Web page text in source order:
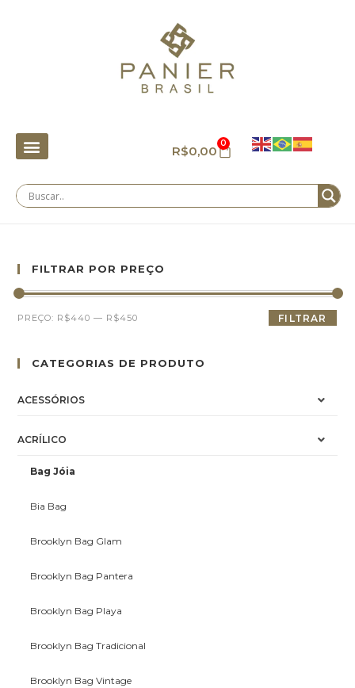
R$0,00 0
FILTRAR POR PREÇO
FILTRAR
PREÇO: R$440 — R$450
CATEGORIAS DE PRODUTO
ACESSÓRIOS
ACRÍLICO
Bag Jóia
Bia Bag
Brooklyn Bag Glam
Brooklyn Bag Pantera
Brooklyn Bag Playa
Brooklyn Bag Tradicional
Brooklyn Bag Vintage